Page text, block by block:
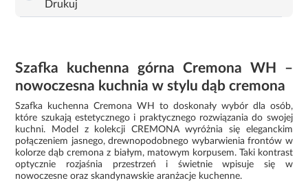
Drukuj
Szafka kuchenna górna Cremona WH –
nowoczesna kuchnia w stylu dąb cremona
Szafka kuchenna Cremona WH to doskonały wybór dla osób,
które szukają estetycznego i praktycznego rozwiązania do swojej
kuchni. Model z kolekcji CREMONA wyróżnia się eleganckim
połączeniem jasnego, drewnopodobnego wybarwienia frontów w
kolorze dąb cremona z białym, matowym korpusem. Taki kontrast
optycznie rozjaśnia przestrzeń i świetnie wpisuje się w
nowoczesne oraz skandynawskie aranżacje kuchenne.